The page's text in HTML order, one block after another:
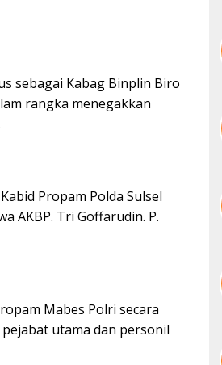
sebagai Kabag Binplin Biro
rangka menegakkan
Propam Polda Sulsel
AKBP. Tri Goffarudin. P.
Mabes Polri secara
utama dan personil